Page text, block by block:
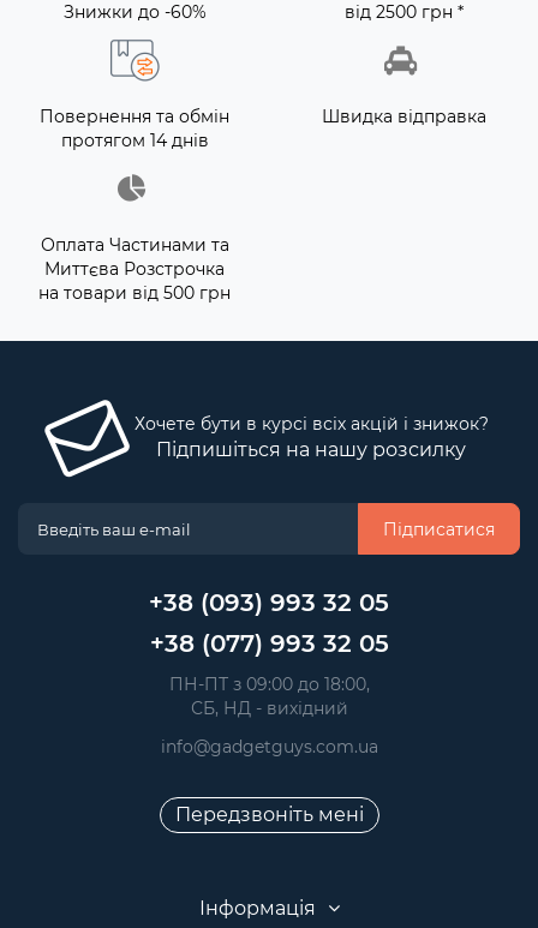
Знижки до -60%
від 2500 грн *
Повернення та обмін
протягом 14 днів
Швидка відправка
Оплата Частинами та
Миттєва Розстрочка
на товари від 500 грн
Хочете бути в курсі всіх акцій і знижок?
Підпишіться на нашу розсилку
Підписатися
+38 (093) 993 32 05
+38 (077) 993 32 05
ПН-ПТ з 09:00 до 18:00,
СБ, НД - вихідний
info@gadgetguys.com.ua
Передзвоніть мені
Інформація